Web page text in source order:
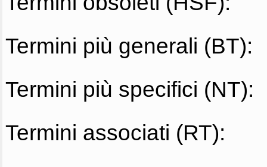
Termini più generali (BT):
Termini più specifici (NT):
Termini associati (RT):